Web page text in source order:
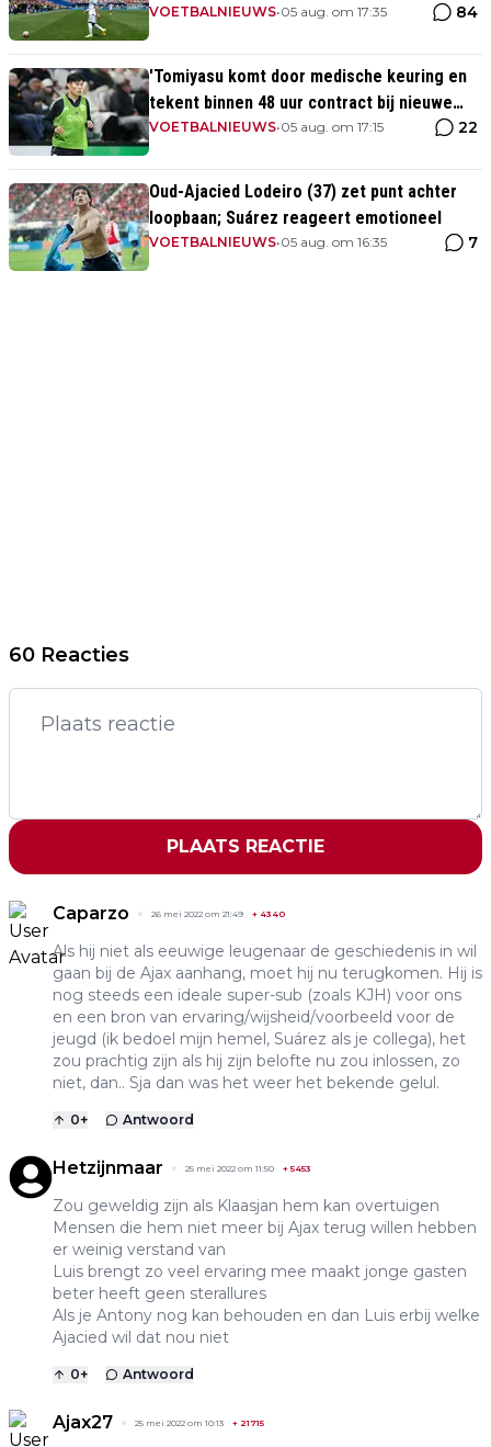
VOETBALNIEUWS•05 aug. om 17:35 84
'Tomiyasu komt door medische keuring en
tekent binnen 48 uur contract bij nieuwe
club'
VOETBALNIEUWS•05 aug. om 17:15 22
Oud-Ajacied Lodeiro (37) zet punt achter
loopbaan; Suárez reageert emotioneel
VOETBALNIEUWS•05 aug. om 16:35 7
60 Reacties
PLAATS REACTIE
Caparzo 26 mei 2022 om 21:49 + 4340
Als hij niet als eeuwige leugenaar de geschiedenis in wil
gaan bij de Ajax aanhang, moet hij nu terugkomen. Hij is
nog steeds een ideale super-sub (zoals KJH) voor ons
en een bron van ervaring/wijsheid/voorbeeld voor de
jeugd (ik bedoel mijn hemel, Suárez als je collega), het
zou prachtig zijn als hij zijn belofte nu zou inlossen, zo
niet, dan.. Sja dan was het weer het bekende gelul.
0+ Antwoord
Hetzijnmaar 25 mei 2022 om 11:50 +5453
Zou geweldig zijn als Klaasjan hem kan overtuigen
Mensen die hem niet meer bij Ajax terug willen hebben
er weinig verstand van
Luis brengt zo veel ervaring mee maakt jonge gasten
beter heeft geen sterallures
Als je Antony nog kan behouden en dan Luis erbij welke
Ajacied wil dat nou niet
0+ Antwoord
Ajax27 25 mei 2022 om 10:13 + 21715